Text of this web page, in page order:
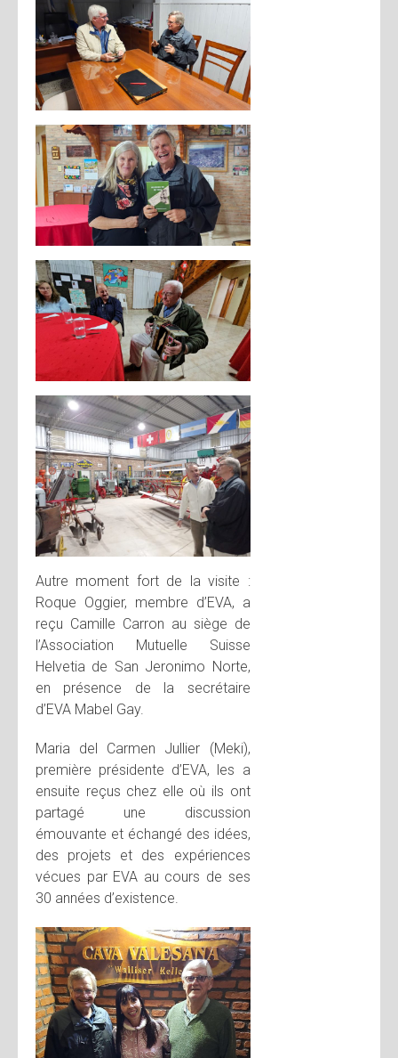
Autre moment fort de la visite :
Roque Oggier, membre d’EVA, a
reçu Camille Carron au siège de
l’Association Mutuelle Suisse
Helvetia de San Jeronimo Norte,
en présence de la secrétaire
d’EVA Mabel Gay.
Maria del Carmen Jullier (Meki),
première présidente d’EVA, les a
ensuite reçus chez elle où ils ont
partagé une discussion
émouvante et échangé des idées,
des projets et des expériences
vécues par EVA au cours de ses
30 années d’existence.